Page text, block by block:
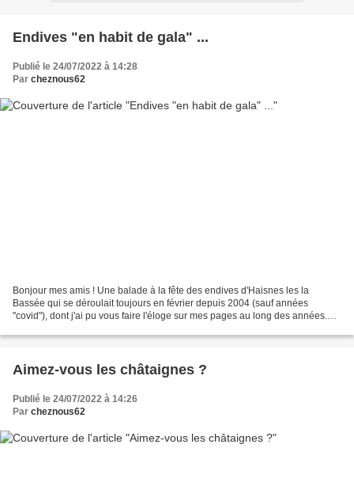
Endives "en habit de gala" ...
Publié le 24/07/2022 à 14:28
Par cheznous62
Bonjour mes amis ! Une balade à la fête des endives d'Haisnes les la
Bassée qui se déroulait toujours en février depuis 2004 (sauf années
"covid"), dont j'ai pu vous faire l'éloge sur mes pages au long des années.
Aimez-vous les châtaignes ?
Publié le 24/07/2022 à 14:26
Par cheznous62